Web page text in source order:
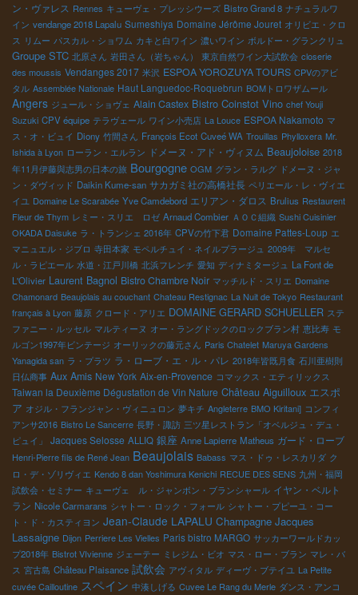
ン・ヴァレス Rennes キューヴェ・プレッシウーズ Bistro Grand 8 ナチュラルワ
イン vendange 2018 Lapalu Sumeshiya Domaine Jérôme Jouret オリビエ・クロ
ス リムー パスカル・ショワム カキと白ワイン 濃いワイン ボルドー・グランクリュ
Groupe STC 北原さん 岩田さん（岩ちゃん） 東京自然ワイン大試飲会 closerie
des moussis Vendanges 2017 米沢 ESPOA YOROZUYA TOURS CPVのアビ
タル Assemblée Nationale Haut Languedoc-Roquebrun BOMトロワザムール
Angers ジュール・ショヴェ Alain Castex Bistro Coinstot Vino chef Youji
Suzuki CPV équipe テラヴェール ワイン小売店 La Louce ESPOA Nakamoto マ
ス・オ・ビュイ Diony 竹間さん François Ecot Cuveé WA Trouillas Phylloxera Mr.
Ishida à Lyon ローラン・エルラン ドメーヌ・アド・ヴィヌム Beaujoloise 2018
年11月伊藤與志男の日本の旅 Bourgogne OGM グラン・ラルグ ドメーヌ・ジャ
ン・ダヴィッド Daikin Kume-san サカガミ社の高橋社長 ペリエール・レ・ヴィエ
イユ Domaine Le Scarabée Yve Camdebord エリアン・ダロス Brulius Restaurent
Fleur de Thym レミー・スリエ ロゼ Arnaud Combier ＡＯＣ組織 Sushi Cuisinier
OKADA Daisuke ラ・トランシェ 2016年 CPVの竹下君 Domaine Pattes-Loup エ
マニュエル・ジブロ 寺田本家 モペルチュイ・ネイルプラージュ 2009年 マルセ
ル・ラピエール 水道・江戸川橋 北浜フレンチ 愛知 ディナミタージュ La Font de
L'Olivier Laurent Bagnol Bistro Chambre Noir マッチルド・スリエ Domaine
Chamonard Beaujolais au couchant Chateau Restignac La Nuit de Tokyo Restaurant
français à Lyon 藤原 クロード・アリエ DOMAINE GERARD SCHUELLER ステ
ファニー・ルッセル マルティーヌ オー・ラングドックのロックブラン村 恵比寿 モ
ルゴン1997年ビンテージ オーリックの藤元さん Paris Chatelet Maruya Gardens
Yanagida san ラ・プラツ ラ・ローブ・エ・ル・パレ 2018年皆既月食 石川亜樹則
日仏商事 Aux Amis New York Aix-en-Provence コマックス・エティリックス
Taiwan la Deuxième Dégustation de Vin Nature Château Aiguilloux エスポ
ア オジル・フランジャン・ヴィニュロン 夢キチ Angleterre BMO Kiritani] コンフィ
アンサ2016 Bistro Le Sancerre 長野・諏訪 三ツ星レストラン「オベルジュ・デュ・
ピュイ」
Jacques Selosse ALLIQ 銀座 Anne Lapierre Matheus ガード・ローブ
Henri-Pierre fils de René Jean Beaujolais Babass マス・ドゥ・レスカリダ ク
ロ・デ・ゾリヴィエ Kendo 8 dan Yoshimura Kenichi RECUE DES SENS 九州・福岡
試飲会・セミナー キューヴェ ル・ジャンボン・ブランシャール イヤン・ベルト
ラン Nicole Carmarans シャトー・ロック・フォール シャトー・プピーユ・コー
ト・ド・カスティヨン Jean-Claude LAPALU Champagne Jacques
Lassaigne Dijon Perriere Les Vielles Paris bistro MARGO サッカーワールドカッ
プ2018年 Bistrot VIvienne ジェーテー ミレジム・ビオ マス・ロー・ブラン マレ・バ
ス 宮古島 Château Plaisance 試飲会 アヴィタル ディーヴ・ブテイユ La Petite
cuvée Cailloutine スペイン 中湊しげる Cuvee Le Rang du Merle ダンス・アンコ